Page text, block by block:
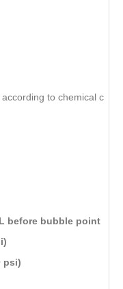
to chemical c
before bubble point
psi)